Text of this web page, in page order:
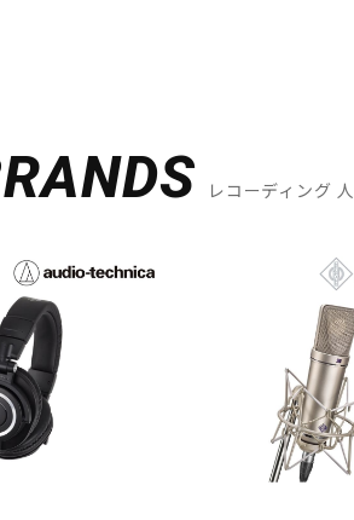
レコーディング